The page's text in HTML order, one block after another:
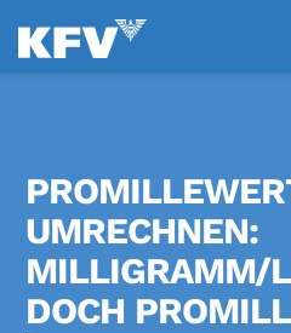
UMRECHNEN:
MILLIGRAMM/
DOCH